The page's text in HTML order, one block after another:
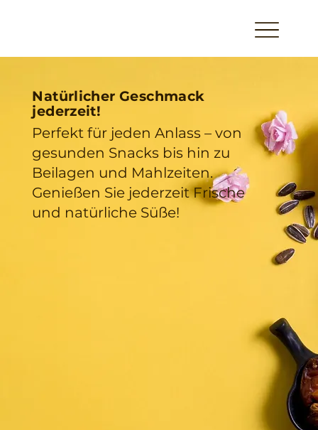
Natürlicher Geschmack
jederzeit!
Perfekt für jeden Anlass – von
gesunden Snacks bis hin zu
Beilagen und Mahlzeiten.
Genießen Sie jederzeit Frische
und natürliche Süße!